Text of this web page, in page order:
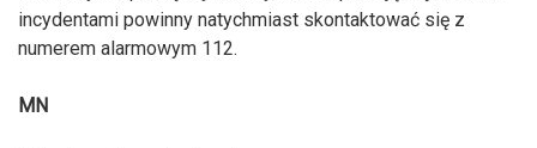
incydentami powinny natychmiast skontaktować się z
numerem alarmowym 112.
MN